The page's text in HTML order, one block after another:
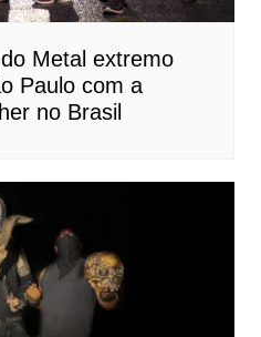
Metal extremo
Paulo com a
no Brasil